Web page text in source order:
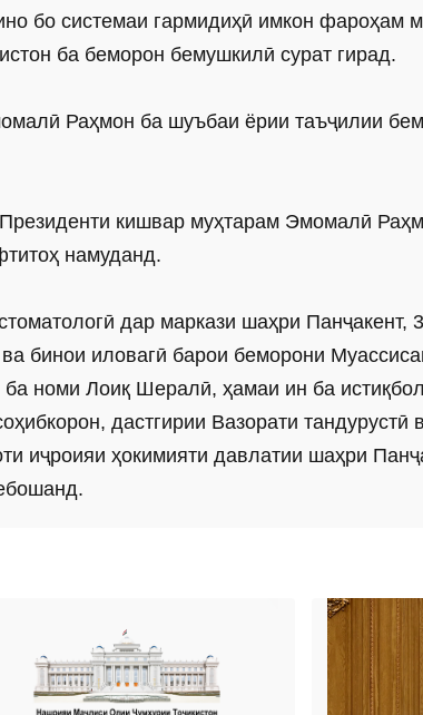
бо системаи гармидиҳӣ имкон фароҳам
ба беморон бемушкилӣ сурат гирад.
Раҳмон ба шуъбаи ёрии таъҷилии
кишвар муҳтарам Эмомалӣ
намуданд.
дар маркази шаҳри Панҷакент,
бинои иловагӣ барои беморони
ба номи Лоиқ Шералӣ, ҳамаи ин ба
дастгирии Вазорати тандурустӣ
иҷроияи ҳокимияти давлатии шаҳри